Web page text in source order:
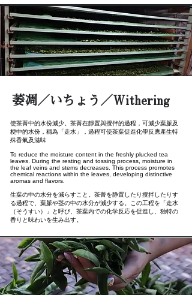
萎凋／いちょう／Withering
使茶菁中的水份減少。茶菁在靜置與攪伴的過程，可減少葉脈及
梗中的水份，稱為「走水」，過程可使茶葉促進化學反應產生特
殊香氣及滋味
To reduce the moisture content in the freshly plucked tea
leaves. During the resting and tossing process, moisture in
the leaf veins and stems decreases. This process promotes
chemical reactions within the leaves, developing distinctive
aromas and flavors.
生葉の中の水分を減らすこと。茶菁を静置したり攪拌したりす
る過程で、葉脈や茎の中の水分が減少する。この工程を「走水
（そうすい）」と呼び、茶葉内での化学反応を促進し、独特の
香りと味わいを生み出す。